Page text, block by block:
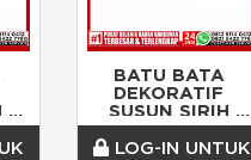
BATU BATA
DEKORATIF
SUSUN SIRIH
BONETTE/DOS
LOG-IN UNTUK